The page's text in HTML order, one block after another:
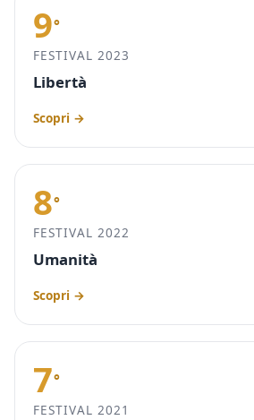
9°
FESTIVAL 2023
Libertà
Scopri →
8°
FESTIVAL 2022
Umanità
Scopri →
7°
FESTIVAL 2021